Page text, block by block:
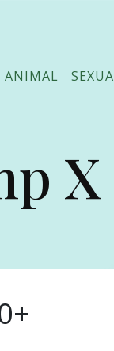
ANIMAL
X